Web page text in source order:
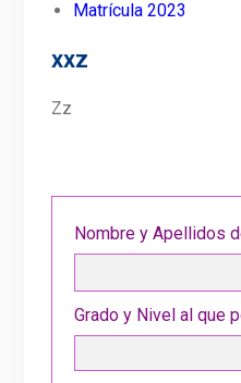
Matrícula 2023
xxz
Zz
Nombre y Apellidos
Grado y Nivel al que